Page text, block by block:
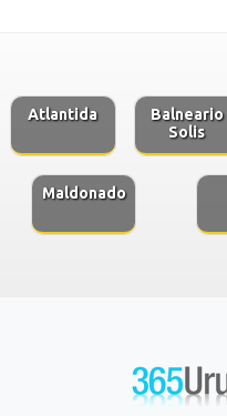
Atlantida
Balneario
Solis
Maldonado